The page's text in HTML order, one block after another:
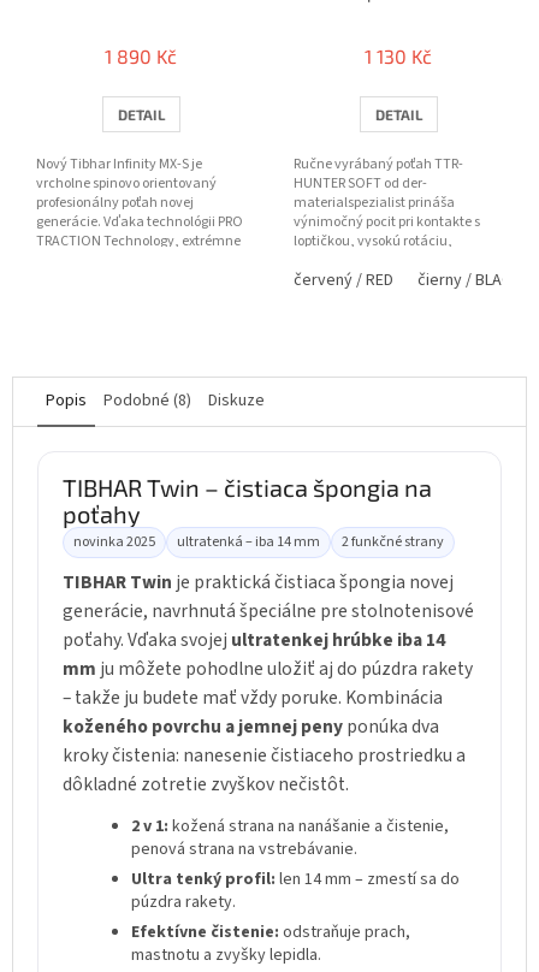
1 890 Kč
DETAIL
Nový Tibhar Infinity MX-S je
vrcholne spinovo orientovaný
profesionálny poťah novej
generácie. Vďaka technológii PRO
TRACTION Technology, extrémne
1 130 Kč
DETAIL
Ručne vyrábaný poťah TTR-
HUNTER SOFT od der-
materialspezialist prináša
výnimočný pocit pri kontakte s
loptičkou, vysokú rotáciu,
tvrdosť —...
červený / RED čierny / BLACK
Popis Podobné (8) Diskuze
TIBHAR Twin – čistiaca špongia na
poťahy
novinka 2025 ultratenká – iba 14 mm 2 funkčné strany
TIBHAR Twin je praktická čistiaca špongia novej
generácie, navrhnutá špeciálne pre stolnotenisové
poťahy. Vďaka svojej ultratenkej hrúbke iba 14
mm ju môžete pohodlne uložiť aj do púzdra rakety
– takže ju budete mať vždy poruke. Kombinácia
koženého povrchu a jemnej penyponúka dva
kroky čistenia: nanesenie čistiaceho prostriedku a
dôkladné zotretie zvyškov nečistôt.
2 v 1: kožená strana na nanášanie a čistenie,
penová strana na vstrebávanie.
Ultra tenký profil: len 14 mm – zmestí sa do
púzdra rakety.
Efektívne čistenie: odstraňuje prach,
mastnotu a zvyšky lepidla.